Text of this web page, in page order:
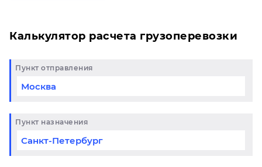
Калькулятор расчета грузоперевозки
Пункт отправления
Пункт назначения